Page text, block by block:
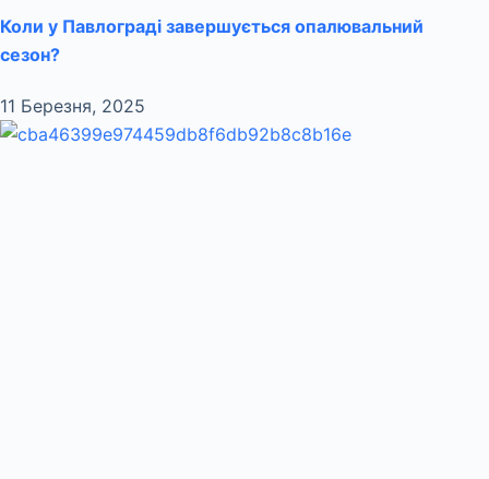
Коли у Павлограді завершується опалювальний
сезон?
11 Березня, 2025